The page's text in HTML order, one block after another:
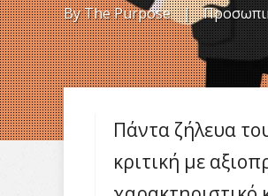
ByThe Purpose |
Πάντα ζήλευα
κριτική με